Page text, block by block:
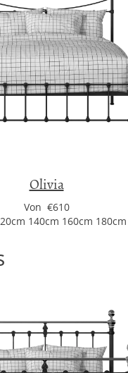
Olivia
Von €610
140cm 160cm 180cm